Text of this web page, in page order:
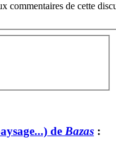
commentaires de cette
de Bazas :